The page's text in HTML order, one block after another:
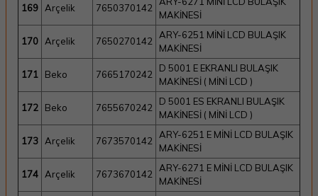
169 Arçelik 7650370142
MAKİNESİ
170 Arçelik 7650270142
ARY-6251 MİNİ LCD BULAŞIK
MAKİNESİ
171 Beko 7665170242
D 5001 E EKRANLI BULAŞIK
MAKİNESİ ( MİNİ LCD )
172 Beko 7655670242
D 5001 ES EKRANLI BULAŞIK
MAKİNESİ ( MİNİ LCD )
173 Arçelik 7673570142
ARY-6251 E MİNİ LCD BULAŞIK
MAKİNESİ
174 Arçelik 7673670142
ARY-6271 E MİNİ LCD BULAŞIK
MAKİNESİ